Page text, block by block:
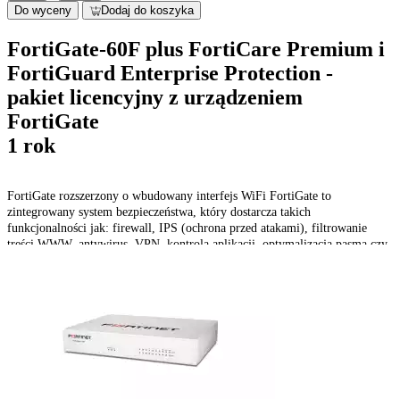
Do wyceny
Dodaj do koszyka
FortiGate-60F plus FortiCare Premium i
FortiGuard Enterprise Protection -
pakiet licencyjny z urządzeniem
FortiGate
1 rok
FortiGate rozszerzony o wbudowany interfejs WiFi FortiGate to
zintegrowany system bezpieczeństwa, który dostarcza takich
funkcjonalności jak: firewall, IPS (ochrona przed atakami), filtrowanie
treści WWW, antywirus, VPN, kontrola aplikacji, optymalizacja pasma czy